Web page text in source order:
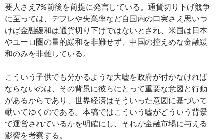
要人さえ7%前後を前提に発言している。通貨切り下げ競争
に至っては、デフレや失業率など自国内の口実さえ思いつ
けば金融緩和は通貨切り下げではないとされ、米国は日本
やユーロ圏の量的緩和を非難せず、中国の控えめな金融緩
和のみを非難している。
こういう子供でも分かるような大嘘を政府が付かなければ
ならないのは、その背景に彼らにとって重要な意図と行動
があるからであり、世界経済はそういった意図に基づいて
動いてゆくのである。本稿ではこういう嘘がどういう背景
で運営されているかを明確にし、それが金融市場に与える
影響を考察する。